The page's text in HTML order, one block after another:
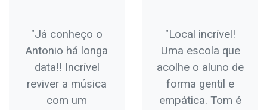
"Já conheço o
Antonio há longa
data!! Incrível
reviver a música
com um
"Local incrível!
Uma escola que
acolhe o aluno de
forma gentil e
empática. Tom é